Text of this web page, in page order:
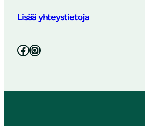
Lisää yhteystietoja
Facebook Instagram